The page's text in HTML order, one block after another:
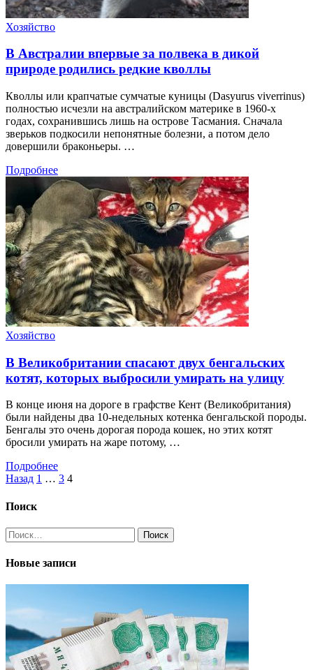
Хозяйство
В Австралии впервые за полвека в дикой
природе родились редкие кволлы
Кволлы или крапчатые сумчатые куницы (Dasyurus viverrinus)
полностью исчезли на австралийском материке в 1960-х
годах, сохранившись лишь на острове Тасмания. Сначала
зверьков подкосили непонятные болезни, а потом дело
довершили браконьеры. …
Подробнее
Хозяйство
В Великобритании спасают двух бенгальских
котят, которых выбросили умирать на улицу
В конце июня на дороге в графстве Кент (Великобритания)
были найдены два 10-недельных котенка бенгальской породы.
Бенгалы это очень дорогая порода кошек, но этих котят
бросили умирать на жаре потому, …
Подробнее
Пагинация
записей
Назад 1 … 3 4
Поиск
Найти:
Новые записи